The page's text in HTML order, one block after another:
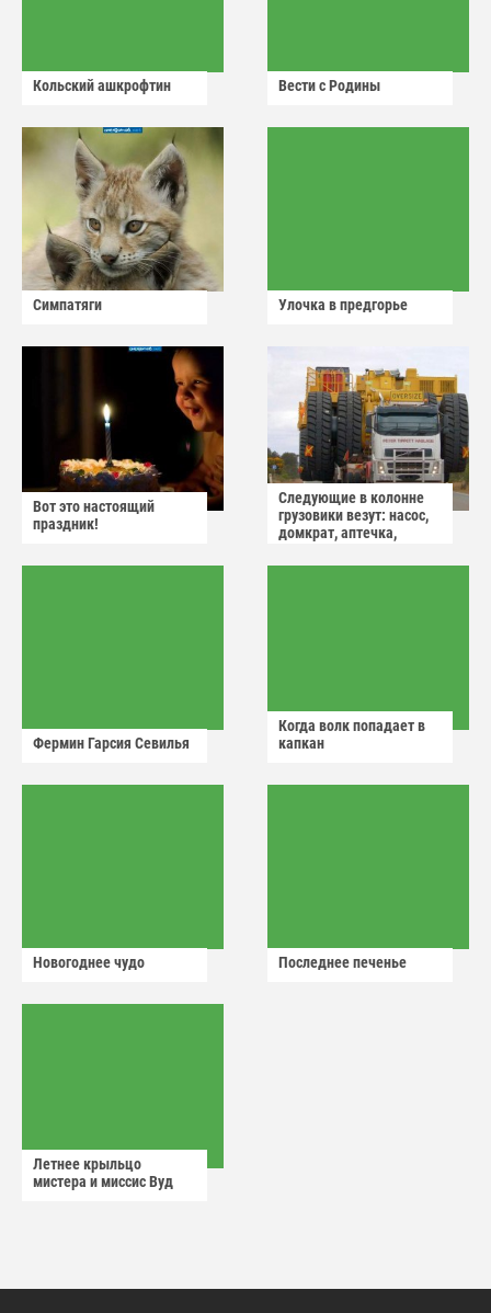
Кольский ашкрофтин Вести с Родины
Симпатяги Улочка в предгорье
Вот это настоящий
праздник!
Следующие в колонне
грузовики везут: насос,
домкрат, аптечка,
Фермин Гарсия Севилья
Когда волк попадает в
капкан
Новогоднее чудо Последнее печенье
Летнее крыльцо
мистера и миссис Вуд